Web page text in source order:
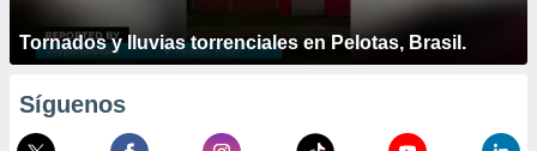
Tornados y lluvias torrenciales en Pelotas, Brasil.
Síguenos